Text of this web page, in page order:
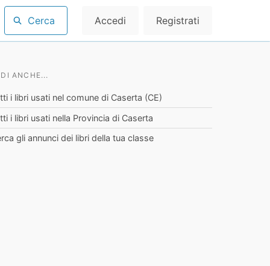
Cerca Accedi Registrati
ANCHE...
i libri usati nel comune di Caserta (CE)
i libri usati nella Provincia di Caserta
gli annunci dei libri della tua classe